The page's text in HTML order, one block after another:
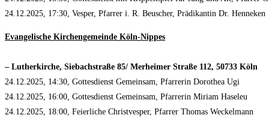
24.12.2025, 17:30, Vesper, Pfarrer i. R. Beuscher, Prädikantin Dr. Henneken
Evangelische Kirchengemeinde Köln-Nippes
– Lutherkirche, Siebachstraße 85/ Merheimer Straße 112, 50733 Köln
24.12.2025, 14:30, Gottesdienst Gemeinsam, Pfarrerin Dorothea Ugi
24.12.2025, 16:00, Gottesdienst Gemeinsam, Pfarrerin Miriam Haseleu
24.12.2025, 18:00, Feierliche Christvesper, Pfarrer Thomas Weckelmann